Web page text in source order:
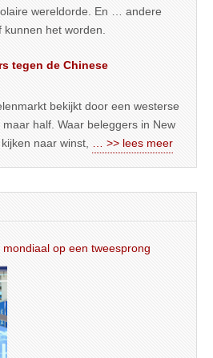
wereldorde. En … andere
het worden.
tegen de Chinese
bekijkt door een westerse
half. Waar beleggers in New
naar winst,
… >> lees meer
# 108: AI mondiaal op een tweesprong